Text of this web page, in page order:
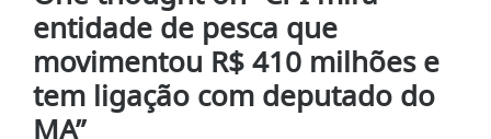
entidade de pesca que
movimentou R$ 410 milhões e
tem ligação com deputado do